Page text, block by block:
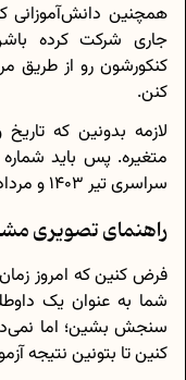
همچنین دانش‌آموزانی
کنکورشون رو از
کنن.
متغیره. پس باید شماره
سراسری تیر 1403 و مرداد ماه سال جاری، نگه دارین.
راهنمای تصویری
شما به عنوان یک
سنجش بشین؛ اما
کنین تا بتونین نتیجه